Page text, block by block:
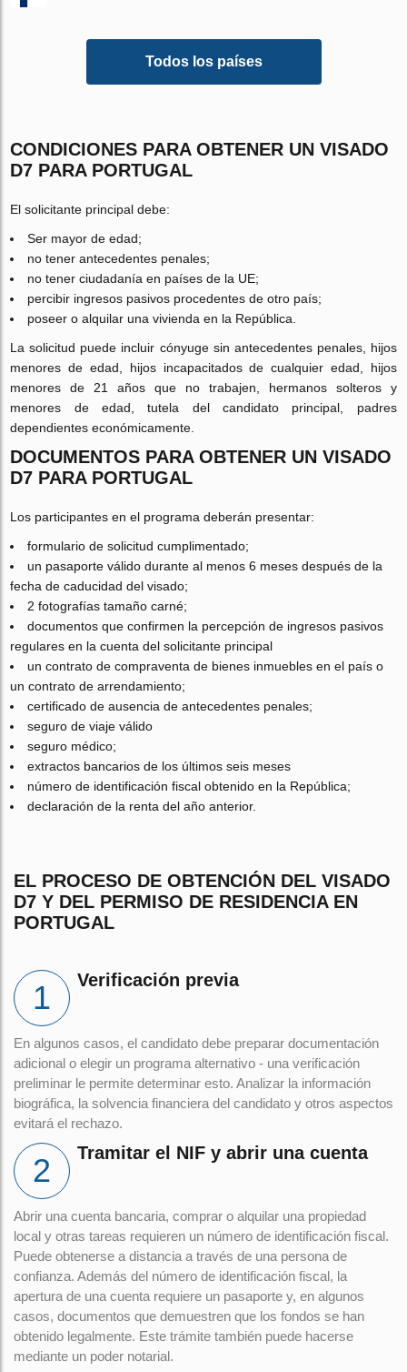
Todos los países
CONDICIONES PARA OBTENER UN VISADO
D7 PARA PORTUGAL
El solicitante principal debe:
Ser mayor de edad;
no tener antecedentes penales;
no tener ciudadanía en países de la UE;
percibir ingresos pasivos procedentes de otro país;
poseer o alquilar una vivienda en la República.
La solicitud puede incluir cónyuge sin antecedentes penales, hijos
menores de edad, hijos incapacitados de cualquier edad, hijos
menores de 21 años que no trabajen, hermanos solteros y
menores de edad, tutela del candidato principal, padres
dependientes económicamente.
DOCUMENTOS PARA OBTENER UN VISADO
D7 PARA PORTUGAL
Los participantes en el programa deberán presentar:
formulario de solicitud cumplimentado;
un pasaporte válido durante al menos 6 meses después de la
fecha de caducidad del visado;
2 fotografías tamaño carné;
documentos que confirmen la percepción de ingresos pasivos
regulares en la cuenta del solicitante principal
un contrato de compraventa de bienes inmuebles en el país o
un contrato de arrendamiento;
certificado de ausencia de antecedentes penales;
seguro de viaje válido
seguro médico;
extractos bancarios de los últimos seis meses
número de identificación fiscal obtenido en la República;
declaración de la renta del año anterior.
EL PROCESO DE OBTENCIÓN DEL VISADO
D7 Y DEL PERMISO DE RESIDENCIA EN
PORTUGAL
Verificación previa
En algunos casos, el candidato debe preparar documentación
adicional o elegir un programa alternativo - una verificación
preliminar le permite determinar esto. Analizar la información
biográfica, la solvencia financiera del candidato y otros aspectos
evitará el rechazo.
Tramitar el NIF y abrir una cuenta
Abrir una cuenta bancaria, comprar o alquilar una propiedad
local y otras tareas requieren un número de identificación fiscal.
Puede obtenerse a distancia a través de una persona de
confianza. Además del número de identificación fiscal, la
apertura de una cuenta requiere un pasaporte y, en algunos
casos, documentos que demuestren que los fondos se han
obtenido legalmente. Este trámite también puede hacerse
mediante un poder notarial.